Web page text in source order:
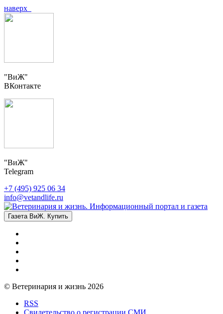
наверх
"ВиЖ"
ВКонтакте
"ВиЖ"
Telegram
+7 (495) 925 06 34
info@vetandlife.ru
Газета ВиЖ. Купить
© Ветеринария и жизнь 2026
RSS